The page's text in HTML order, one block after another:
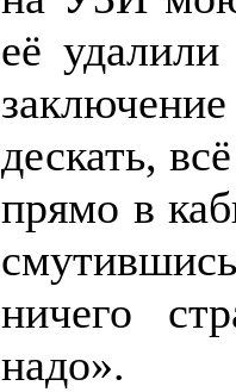
её
дескать,
прямо в
ничего
надо».